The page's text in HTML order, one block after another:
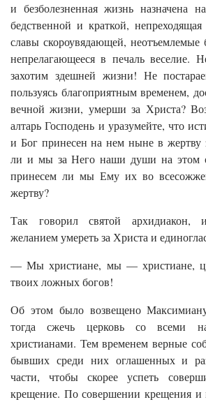
и безболезненная жизнь назначена
бедственной и краткой, непреходящая
славы скороувядающей, неотъемлемые
непрелагающееся в печаль
захотим здешней жизни! Не
пользуясь благоприятным временем,
вечной жизни, умерши за Христа?
алтарь Господень и уразумейте, что
и Бог принесен на нем ныне в
ли и мы за Него наши души на этом
принесем ли мы Ему их во
жертву?
Так говорил святой архидиакон,
желанием умереть за Христа и
— Мы христиане, мы — христиане,
твоих ложных богов!
Об этом было возвещено
тогда сжечь церковь со всеми
христианами. Тем временем верные
бывших среди них оглашенных и
части, чтобы скорее успеть
крещение. По совершении крещения и